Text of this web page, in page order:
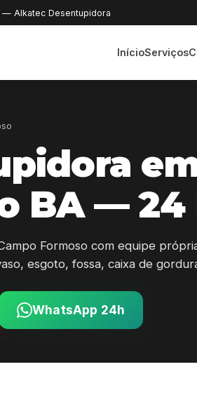
Alkatec Desentupidora
InícioServiços
BA — 24
Formoso com equipe
esgoto, fossa, caixa de
WhatsApp 24h